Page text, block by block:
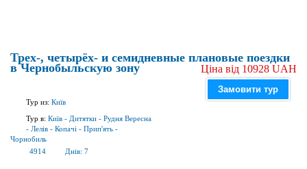
Трех-, четырёх- и семидневные плановые поездки
в Чернобыльскую зону
Тур из: Київ
Тур в: Київ - Дитятки - Рудня Вересна
- Лелів - Копачі - Прип'ять -
Чорнобиль
4914
Днів: 7
Ціна від 10928 UAH
Замовити тур